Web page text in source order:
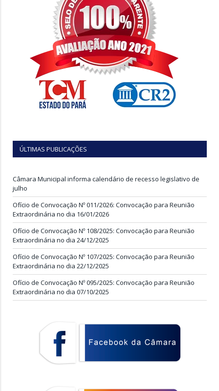
ÚLTIMAS PUBLICAÇÕES
Câmara Municipal informa calendário de recesso legislativo de
julho
Ofício de Convocação Nº 011/2026: Convocação para Reunião
Extraordinária no dia 16/01/2026
Ofício de Convocação Nº 108/2025: Convocação para Reunião
Extraordinária no dia 24/12/2025
Ofício de Convocação Nº 107/2025: Convocação para Reunião
Extraordinária no dia 22/12/2025
Ofício de Convocação Nº 095/2025: Convocação para Reunião
Extraordinária no dia 07/10/2025